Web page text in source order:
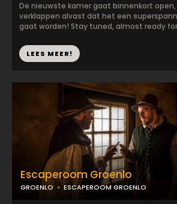
Escaperoom Groenlo
GROENLO ESCAPEROOM GROENLO
De nieuwste kamer gaat binnenkort
verklappen alvast dat het een
gaat worden! Stay tuned, almost ready
LEES MEER!